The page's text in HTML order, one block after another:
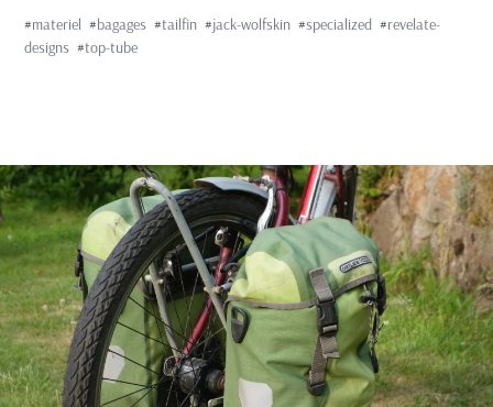
#materiel #bagages #tailfin #jack-wolfskin #specialized #revelate-
designs #top-tube